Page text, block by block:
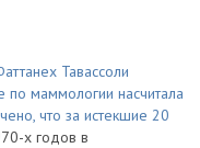
Тавассоли
по маммологии насчитала
что за истекшие 20
х годов в